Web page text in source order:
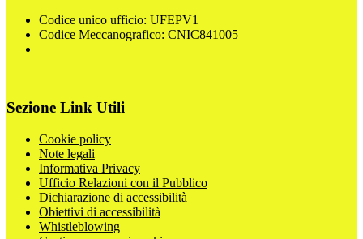
Codice unico ufficio: UFEPV1
Codice Meccanografico: CNIC841005
Sezione Link Utili
Cookie policy
Note legali
Informativa Privacy
Ufficio Relazioni con il Pubblico
Dichiarazione di accessibilità
Obiettivi di accessibilità
Whistleblowing